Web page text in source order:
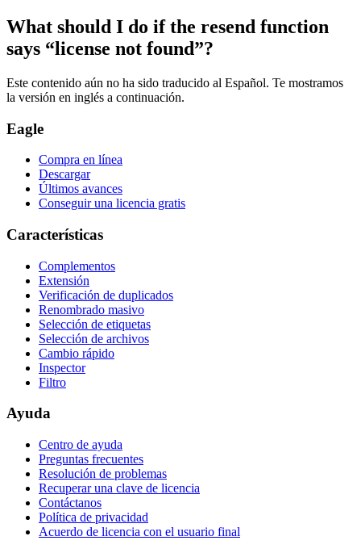
What should I do if the resend function
says “license not found”?
Este contenido aún no ha sido traducido al Español. Te mostramos
la versión en inglés a continuación.
Eagle
Compra en línea
Descargar
Últimos avances
Conseguir una licencia gratis
Características
Complementos
Extensión
Verificación de duplicados
Renombrado masivo
Selección de etiquetas
Selección de archivos
Cambio rápido
Inspector
Filtro
Ayuda
Centro de ayuda
Preguntas frecuentes
Resolución de problemas
Recuperar una clave de licencia
Contáctanos
Política de privacidad
Acuerdo de licencia con el usuario final